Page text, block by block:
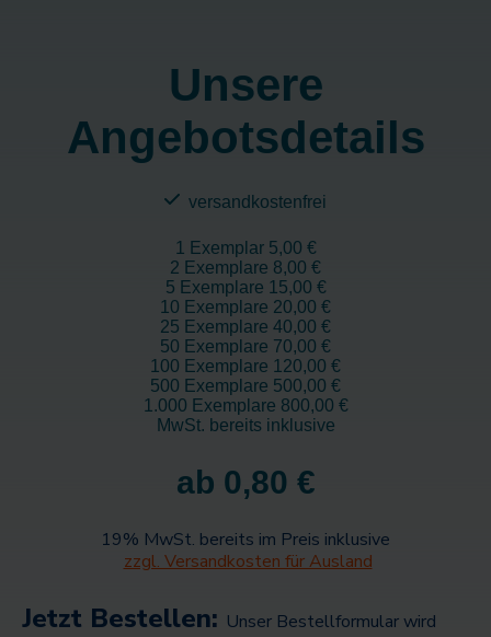
Unsere
Angebotsdetails
versandkostenfrei
1 Exemplar 5,00 €
2 Exemplare 8,00 €
5 Exemplare 15,00 €
10 Exemplare 20,00 €
25 Exemplare 40,00 €
50 Exemplare 70,00 €
100 Exemplare 120,00 €
500 Exemplare 500,00 €
1.000 Exemplare 800,00 €
MwSt. bereits inklusive
ab 0,80 €
19% MwSt. bereits im Preis inklusive
zzgl. Versandkosten für Ausland
Jetzt Bestellen: Unser Bestellformular wird